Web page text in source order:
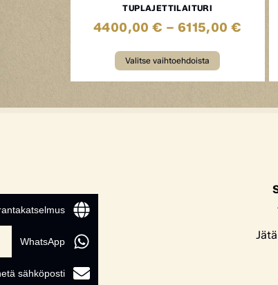
TUPLAJETTILAITURI
4400,00€ – 6115,00€
Valitse vaihtoehdoista
WhatsApp
sähköposti